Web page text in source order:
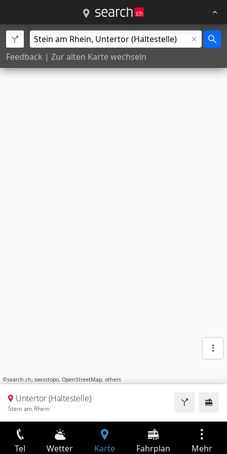
Feedback | Zur alten Karte wechseln
©search.ch, swisstopo, OpenStreetMap, others
Untertor (Haltestelle)
Stein am Rhein
Tel Wetter Karte Fahrplan Mehr